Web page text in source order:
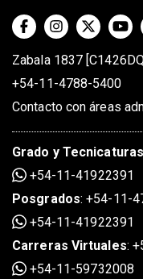
Zabala 1837
+54-11-4788-5400
Contacto con áreas
Grado y
+54-11-41922391
Posgrados:+54-11-
+54-11-41922391
Carreras Virtuales:
+54-11-59732008